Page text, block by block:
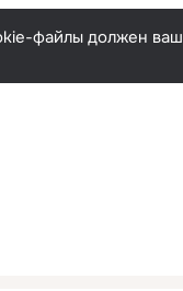
файлы должен ваш